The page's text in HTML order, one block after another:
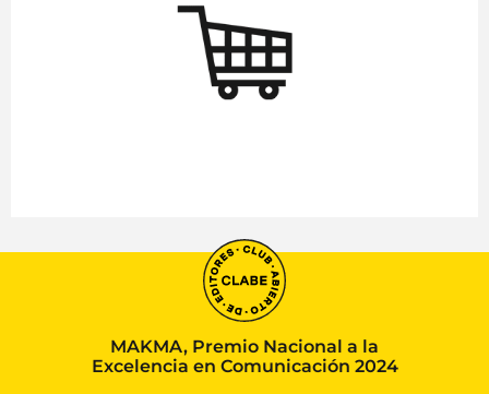
MAKMA, Premio Nacional a la
Excelencia en Comunicación 2024